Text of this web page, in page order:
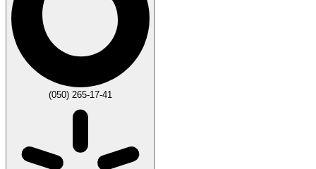
(050) 265-17-41